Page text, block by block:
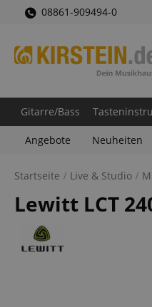
08861-909494-0
Gitarre/Bass
Angebote Neuheiten
Startseite Live & Studio
Lewitt LCT